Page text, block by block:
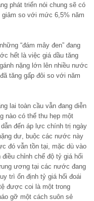
phát triển nói chung sẽ có
so với mức 6,5% năm
“đám mây đen” đang
hết là việc giá dầu tăng
nặng lớn lên nhiều nước
tăng gấp đôi so với năm
lai toàn cầu vẫn đang diễn
nào có thể thu hẹp một
đến áp lực chính trị ngày
dư, buộc các nước này
đó vẫn tồn tại, mặc dù vào
chỉnh chế độ tỷ giá hối
ương tại các nước đang
trì ổn định tỷ giá hối đoái
được coi là một trong
gỡ một cách suôn sẻ